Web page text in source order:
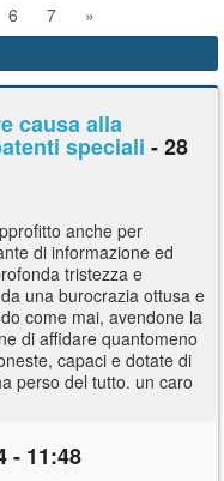
6 7
»
causa alla
speciali - 28
anche per
di informazione ed
tristezza e
una burocrazia ottusa e
come mai, avendone la
di affidare quantomeno
capaci e dotate di
perso del tutto. un caro
- 11:48